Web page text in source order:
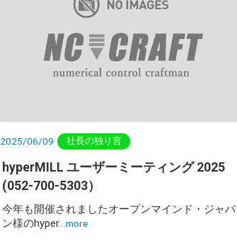
2025/06/09 社長の独り言
hyperMILL ユーザーミーティング 2025
(052-700-5303）
今年も開催されましたオープンマインド・ジャパ
ン様のhyper …more